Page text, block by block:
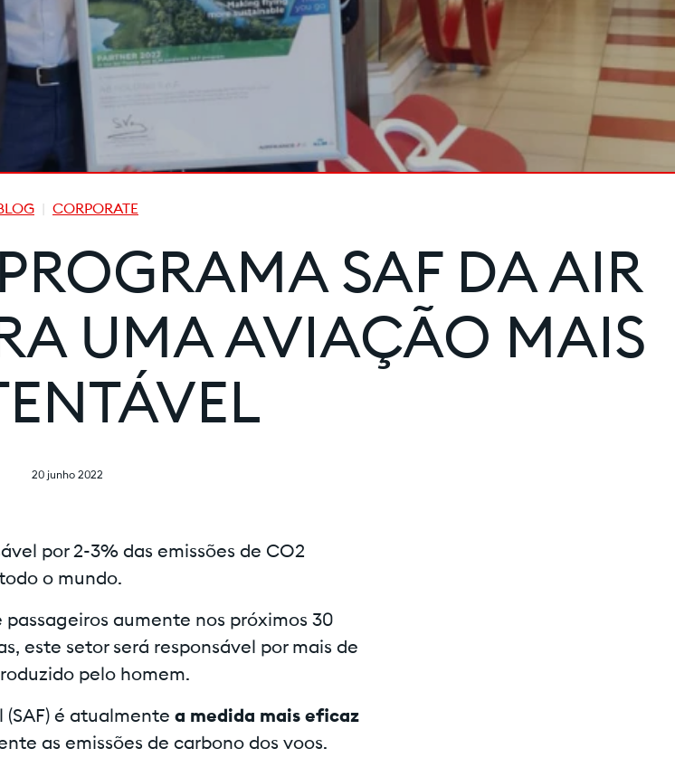
CORPORATE
SAF DA AIR
UMA AVIAÇÃO MAIS
20 junho 2022
por 2-3% das emissões de CO2
o mundo.
passageiros aumente nos próximos 30
este setor será responsável por mais de
pelo homem.
(SAF) é atualmente a medida mais eficaz
as emissões de carbono dos voos.